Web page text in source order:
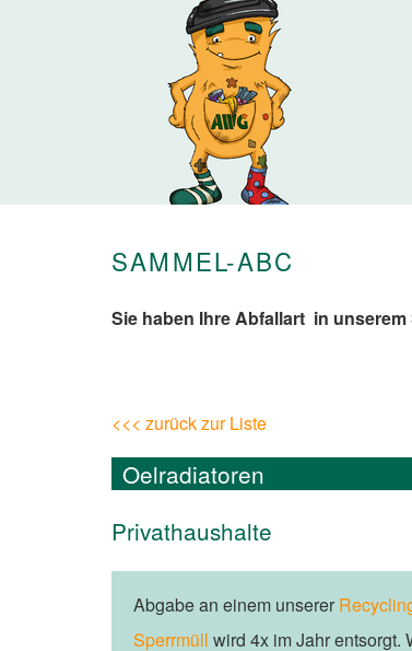
SAMMEL-ABC
Sie haben Ihre Abfallart in
<<< zurück zur Liste
Oelradiatoren
Privathaushalte
Abgabe an einem unserer
Sperrmüll wird 4x im Jahr entsorgt.